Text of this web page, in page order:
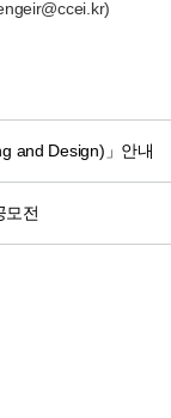
and Design)」안내
모전